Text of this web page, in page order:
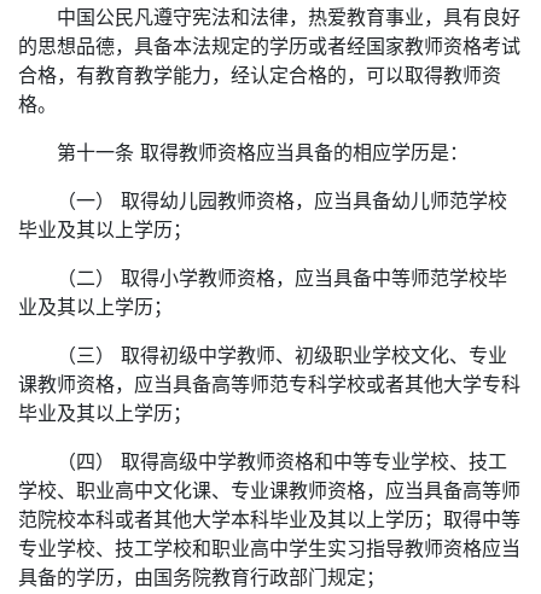
中国公民凡遵守宪法和法律，热爱教育事业，具有良好
的思想品德，具备本法规定的学历或者经国家教师资格考试
合格，有教育教学能力，经认定合格的，可以取得教师资
格。
第十一条 取得教师资格应当具备的相应学历是：
（一） 取得幼儿园教师资格，应当具备幼儿师范学校
毕业及其以上学历；
（二） 取得小学教师资格，应当具备中等师范学校毕
业及其以上学历；
（三） 取得初级中学教师、初级职业学校文化、专业
课教师资格，应当具备高等师范专科学校或者其他大学专科
毕业及其以上学历；
（四） 取得高级中学教师资格和中等专业学校、技工
学校、职业高中文化课、专业课教师资格，应当具备高等师
范院校本科或者其他大学本科毕业及其以上学历；取得中等
专业学校、技工学校和职业高中学生实习指导教师资格应当
具备的学历，由国务院教育行政部门规定；